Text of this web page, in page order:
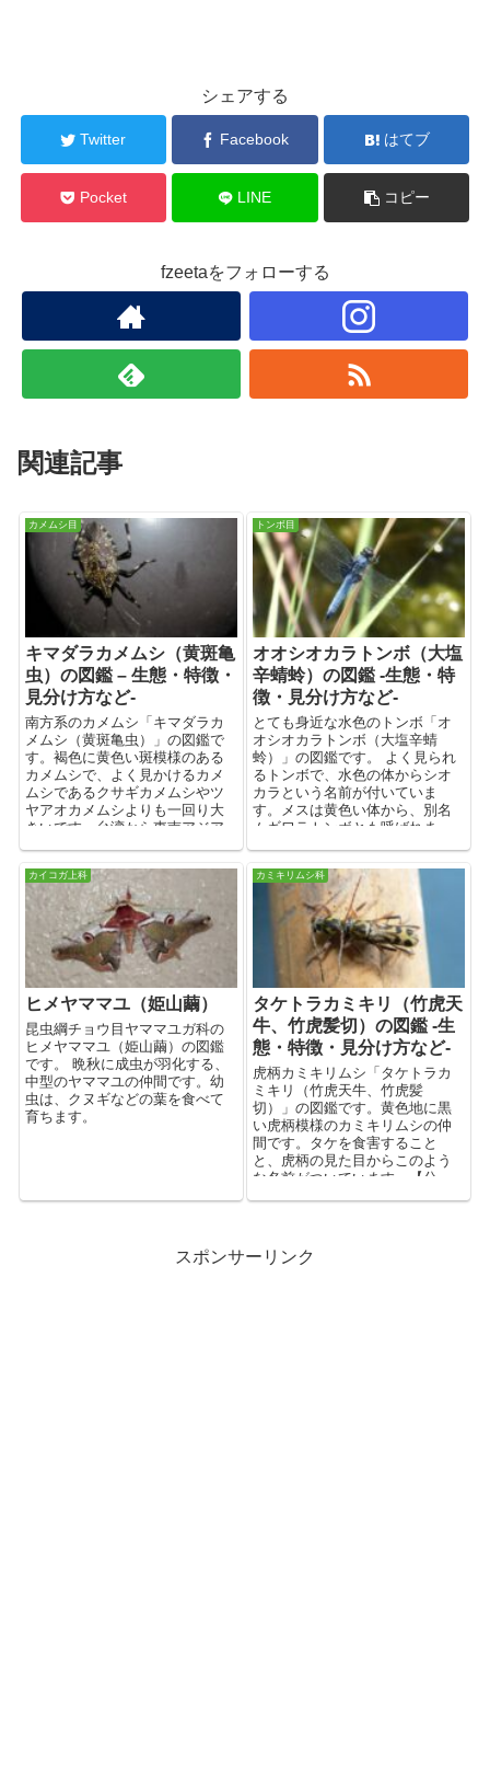
シェアする
Twitter Facebook はてブ
Pocket LINE コピー
fzeetaをフォローする
関連記事
カメムシ目
キマダラカメムシ（黄斑亀
虫）の図鑑 – 生態・特徴・
見分け方など-
南方系のカメムシ「キマダラカ
メムシ（黄斑亀虫）」の図鑑で
す。褐色に黄色い斑模様のある
カメムシで、よく見かけるカメ
ムシであるクサギカメムシやツ
ヤアオカメムシよりも一回り大
きいです。台湾から東南アジア
いるようです。【分類：昆虫綱
カメムシ目カメムシ科】
トンボ目
オオシオカラトンボ（大塩
辛蜻蛉）の図鑑 -生態・特
徴・見分け方など-
とても身近な水色のトンボ「オ
オシオカラトンボ（大塩辛蜻
蛉）」の図鑑です。 よく見られ
るトンボで、水色の体からシオ
カラという名前が付いていま
す。メスは黄色い体から、別名
ムギワラトンボとも呼ばれま
カイコガ上科
ヒメヤママユ（姫山繭）
昆虫綱チョウ目ヤママユガ科の
ヒメヤママユ（姫山繭）の図鑑
です。 晩秋に成虫が羽化する、
中型のヤママユの仲間です。幼
虫は、クヌギなどの葉を食べて
育ちます。
カミキリムシ科
タケトラカミキリ（竹虎天
牛、竹虎髪切）の図鑑 -生
態・特徴・見分け方など-
虎柄カミキリムシ「タケトラカ
ミキリ（竹虎天牛、竹虎髪
切）」の図鑑です。黄色地に黒
い虎柄模様のカミキリムシの仲
間です。タケを食害すること
と、虎柄の見た目からこのよう
な名前がついています。【分
スポンサーリンク